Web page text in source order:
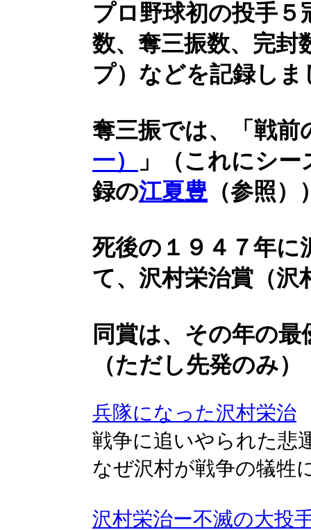
プロ野球初の投手５
数、奪三振数、完封
プ）などを記録しま
奪三振では、「戦前
一）
」（これにシ
録の江夏豊 （参照
死後の１９４７年に
て、沢村栄治賞（沢
同賞は、その年の
（ただし先発のみ）
兵隊になった沢村栄治
戦争に追いやられた悲
なぜ沢村が戦争の犠牲
沢村栄治ー不滅の大投